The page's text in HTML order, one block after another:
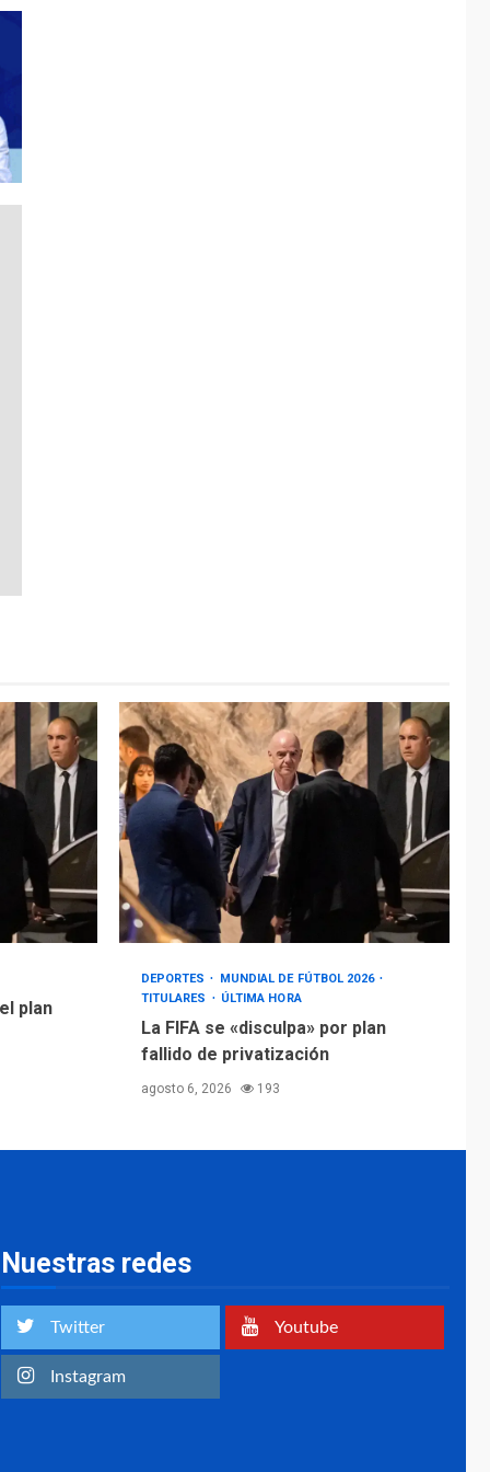
plan
DEPORTES
MUNDIAL DE FÚTBOL 2026
TITULARES
ÚLTIMA HORA
La FIFA se «disculpa» por plan
fallido de privatización
agosto 6, 2026 193
Nuestras redes
Twitter Youtube
Instagram